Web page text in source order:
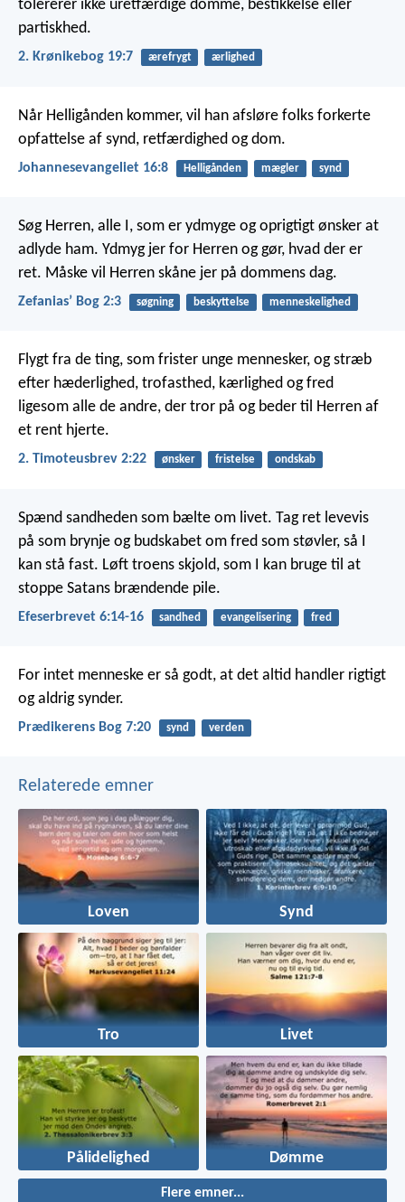
tolererer ikke uretfærdige domme, bestikkelse eller
partiskhed.
2. Krønikebog 19:7 ærefrygt ærlighed
Når Helligånden kommer, vil han afsløre folks forkerte
opfattelse af synd, retfærdighed og dom.
Johannesevangeliet 16:8 Helligånden mægler synd
Søg Herren, alle I, som er ydmyge og oprigtigt ønsker at
adlyde ham. Ydmyg jer for Herren og gør, hvad der er
ret. Måske vil Herren skåne jer på dommens dag.
Zefaniasʼ Bog 2:3 søgning beskyttelse menneskelighed
Flygt fra de ting, som frister unge mennesker, og stræb
efter hæderlighed, trofasthed, kærlighed og fred
ligesom alle de andre, der tror på og beder til Herren af
et rent hjerte.
2. Timoteusbrev 2:22 ønsker fristelse ondskab
Spænd sandheden som bælte om livet. Tag ret levevis
på som brynje og budskabet om fred som støvler, så I
kan stå fast. Løft troens skjold, som I kan bruge til at
stoppe Satans brændende pile.
Efeserbrevet 6:14-16 sandhed evangelisering fred
For intet menneske er så godt, at det altid handler rigtigt
og aldrig synder.
Prædikerens Bog 7:20 synd verden
Relaterede emner
Loven Synd
Tro Livet
Pålidelighed Dømme
Flere emner...